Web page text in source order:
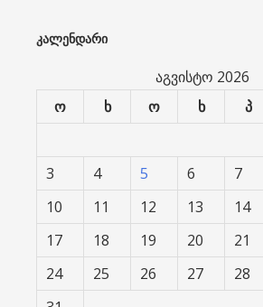
ᲙᲐᲚᲔᲜᲓᲐᲠᲘ
აგვისტო 2026
ო
ხ ო ხ პ
3
4 5 6 7
10
11 12 13 14
17
18 19 20 21
24
25 26 27 28